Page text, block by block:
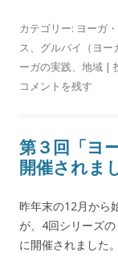
カテゴリー: ヨーガ
ス、 グルバイ（ヨー
ーガの実践、 地域 |
コメントを残す
第３回「ヨ
開催されま
昨年末の12月から
が、4回シリーズ
に開催されました。